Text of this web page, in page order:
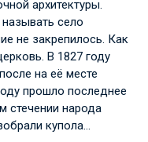
архитектуры.
село
не закрепилось. Как
В 1827 году
на её месте
прошло последнее
стечении народа
купола…